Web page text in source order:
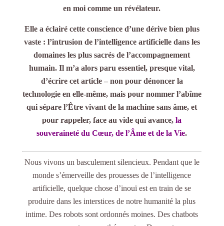
en moi comme un révélateur.
Elle a éclairé cette conscience d’une dérive bien plus
vaste : l’intrusion de l’intelligence artificielle dans les
domaines les plus sacrés de l’accompagnement
humain. Il m’a alors paru essentiel, presque vital,
d’écrire cet article – non pour dénoncer la
technologie en elle-même, mais pour nommer l’abîme
qui sépare l’Être vivant de la machine sans âme, et
pour rappeler, face au vide qui avance,la
souveraineté du Cœur, de l’Âme et de la Vie.
Nous vivons un basculement silencieux. Pendant que le
monde s’émerveille des prouesses de l’intelligence
artificielle, quelque chose d’inouï est en train de se
produire dans les interstices de notre humanité la plus
intime. Des robots sont ordonnés moines. Des chatbots